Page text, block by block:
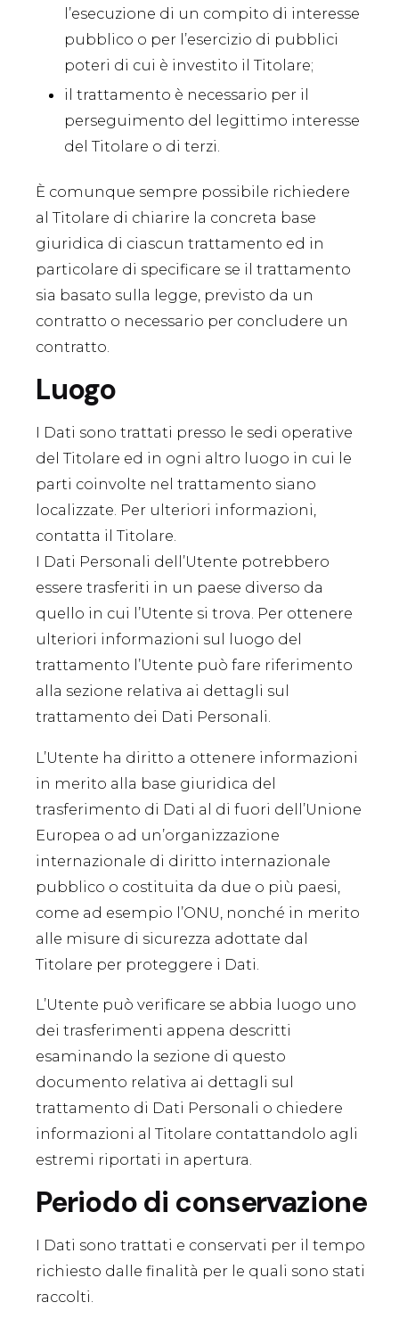
l’esecuzione di un compito di interesse
pubblico o per l’esercizio di pubblici
poteri di cui è investito il Titolare;
il trattamento è necessario per il
perseguimento del legittimo interesse
del Titolare o di terzi.
È comunque sempre possibile richiedere
al Titolare di chiarire la concreta base
giuridica di ciascun trattamento ed in
particolare di specificare se il trattamento
sia basato sulla legge, previsto da un
contratto o necessario per concludere un
contratto.
Luogo
I Dati sono trattati presso le sedi operative
del Titolare ed in ogni altro luogo in cui le
parti coinvolte nel trattamento siano
localizzate. Per ulteriori informazioni,
contatta il Titolare.
I Dati Personali dell’Utente potrebbero
essere trasferiti in un paese diverso da
quello in cui l’Utente si trova. Per ottenere
ulteriori informazioni sul luogo del
trattamento l’Utente può fare riferimento
alla sezione relativa ai dettagli sul
trattamento dei Dati Personali.
L’Utente ha diritto a ottenere informazioni
in merito alla base giuridica del
trasferimento di Dati al di fuori dell’Unione
Europea o ad un’organizzazione
internazionale di diritto internazionale
pubblico o costituita da due o più paesi,
come ad esempio l’ONU, nonché in merito
alle misure di sicurezza adottate dal
Titolare per proteggere i Dati.
L’Utente può verificare se abbia luogo uno
dei trasferimenti appena descritti
esaminando la sezione di questo
documento relativa ai dettagli sul
trattamento di Dati Personali o chiedere
informazioni al Titolare contattandolo agli
estremi riportati in apertura.
Periodo di conservazione
I Dati sono trattati e conservati per il tempo
richiesto dalle finalità per le quali sono stati
raccolti.